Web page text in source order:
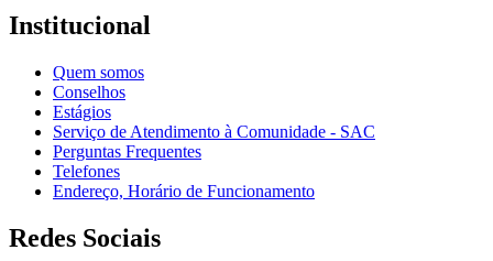
Institucional
Quem somos
Conselhos
Estágios
Serviço de Atendimento à Comunidade - SAC
Perguntas Frequentes
Telefones
Endereço, Horário de Funcionamento
Redes Sociais